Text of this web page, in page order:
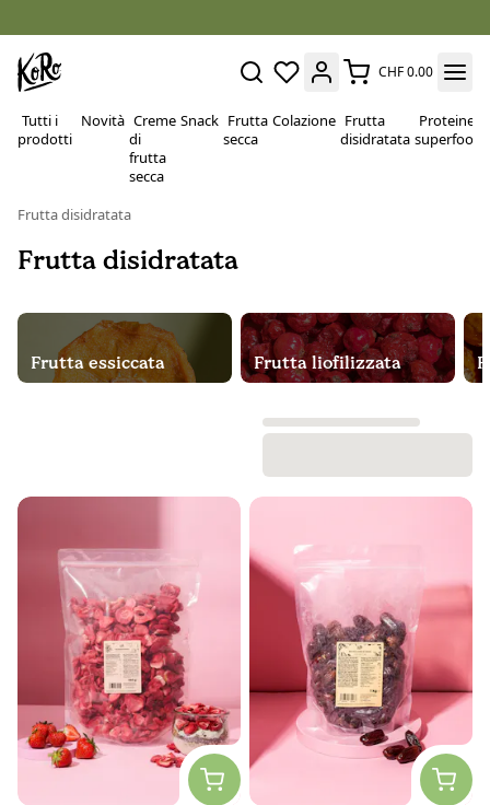
CHF 0.00
Tutti i
prodotti
Novità Creme
di
frutta
secca
Snack Frutta
secca
Colazione Frutta
disidratata
Proteine e
superfood
Frutta disidratata
Frutta disidratata
Frutta essiccata Frutta liofilizzata